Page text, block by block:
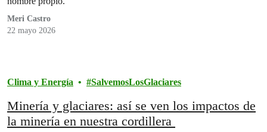
Meri Castro
22 mayo 2026
Clima y Energía SalvemosLosGlaciares
Minería y glaciares: así se ven los impactos de
la minería en nuestra cordillera